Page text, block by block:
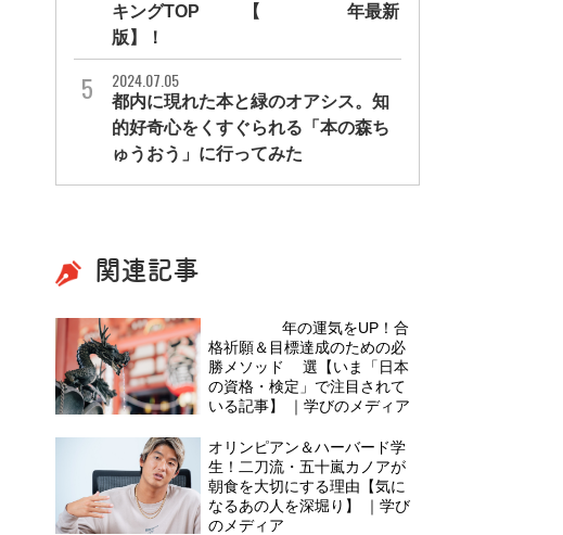
キングTOP30【2026年最新
版】！
2024.07.05
都内に現れた本と緑のオアシス。知
的好奇心をくすぐられる「本の森ち
ゅうおう」に行ってみた
関連記事
2025年の運気をUP！合
格祈願＆目標達成のための必
勝メソッド3選【いま「日本
の資格・検定」で注目されて
いる記事】 ｜学びのメディア
オリンピアン＆ハーバード学
生！二刀流・五十嵐カノアが
朝食を大切にする理由【気に
なるあの人を深堀り】 ｜学び
のメディア